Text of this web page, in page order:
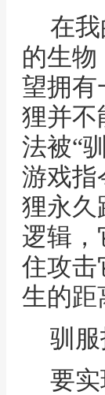
在
的生
望拥有
狸并不
法被“
游戏指
狸永久
逻辑，
住攻击
生的距
驯
要